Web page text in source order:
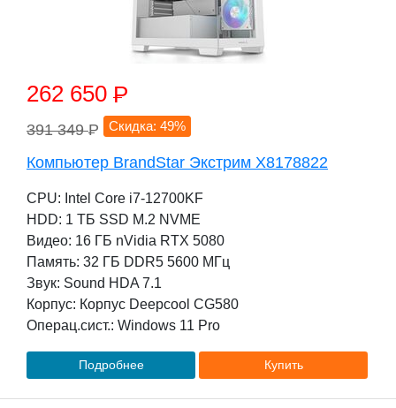
262 650 P
391 349P Скидка: 49%
Компьютер BrandStar Экстрим X8178822
CPU: Intel Core i7-12700KF
HDD: 1 TБ SSD M.2 NVME
Видео: 16 ГБ nVidia RTX 5080
Память: 32 ГБ DDR5 5600 МГц
Звук: Sound HDA 7.1
Корпус: Корпус Deepcool CG580
Операц.сист.: Windows 11 Pro
Подробнее Купить